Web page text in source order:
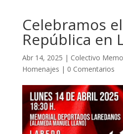
Celebramos
República en
Abr 14, 2025 | Colectivo
Homenajes | 0 Comentarios